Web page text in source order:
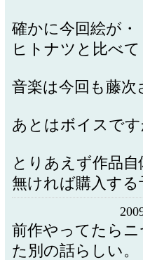
確かに今回絵が・
ヒトナツと比べ
音楽は今回も藤次
あとはボイスです
とりあえず作品
無ければ購入する
前作やってたら
た別の話らしい。